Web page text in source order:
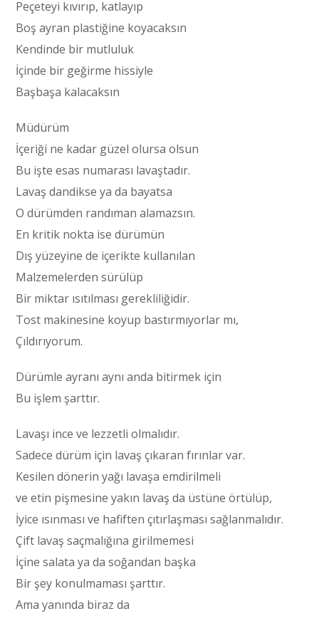
Peçeteyi kıvırıp, katlayıp
Boş ayran plastiğine koyacaksın
Kendinde bir mutluluk
İçinde bir geğirme hissiyle
Başbaşa kalacaksın
Müdürüm
İçeriği ne kadar güzel olursa olsun
Bu işte esas numarası lavaştadır.
Lavaş dandikse ya da bayatsa
O dürümden randıman alamazsın.
En kritik nokta ise dürümün
Dış yüzeyine de içerikte kullanılan
Malzemelerden sürülüp
Bir miktar ısıtılması gerekliliğidir.
Tost makinesine koyup bastırmıyorlar mı,
Çıldırıyorum.
Dürümle ayranı aynı anda bitirmek için
Bu işlem şarttır.
Lavaşı ince ve lezzetli olmalıdır.
Sadece dürüm için lavaş çıkaran fırınlar var.
Kesilen dönerin yağı lavaşa emdirilmeli
ve etin pişmesine yakın lavaş da üstüne örtülüp,
İyice ısınması ve hafiften çıtırlaşması sağlanmalıdır.
Çift lavaş saçmalığına girilmemesi
İçine salata ya da soğandan başka
Bir şey konulmaması şarttır.
Ama yanında biraz da